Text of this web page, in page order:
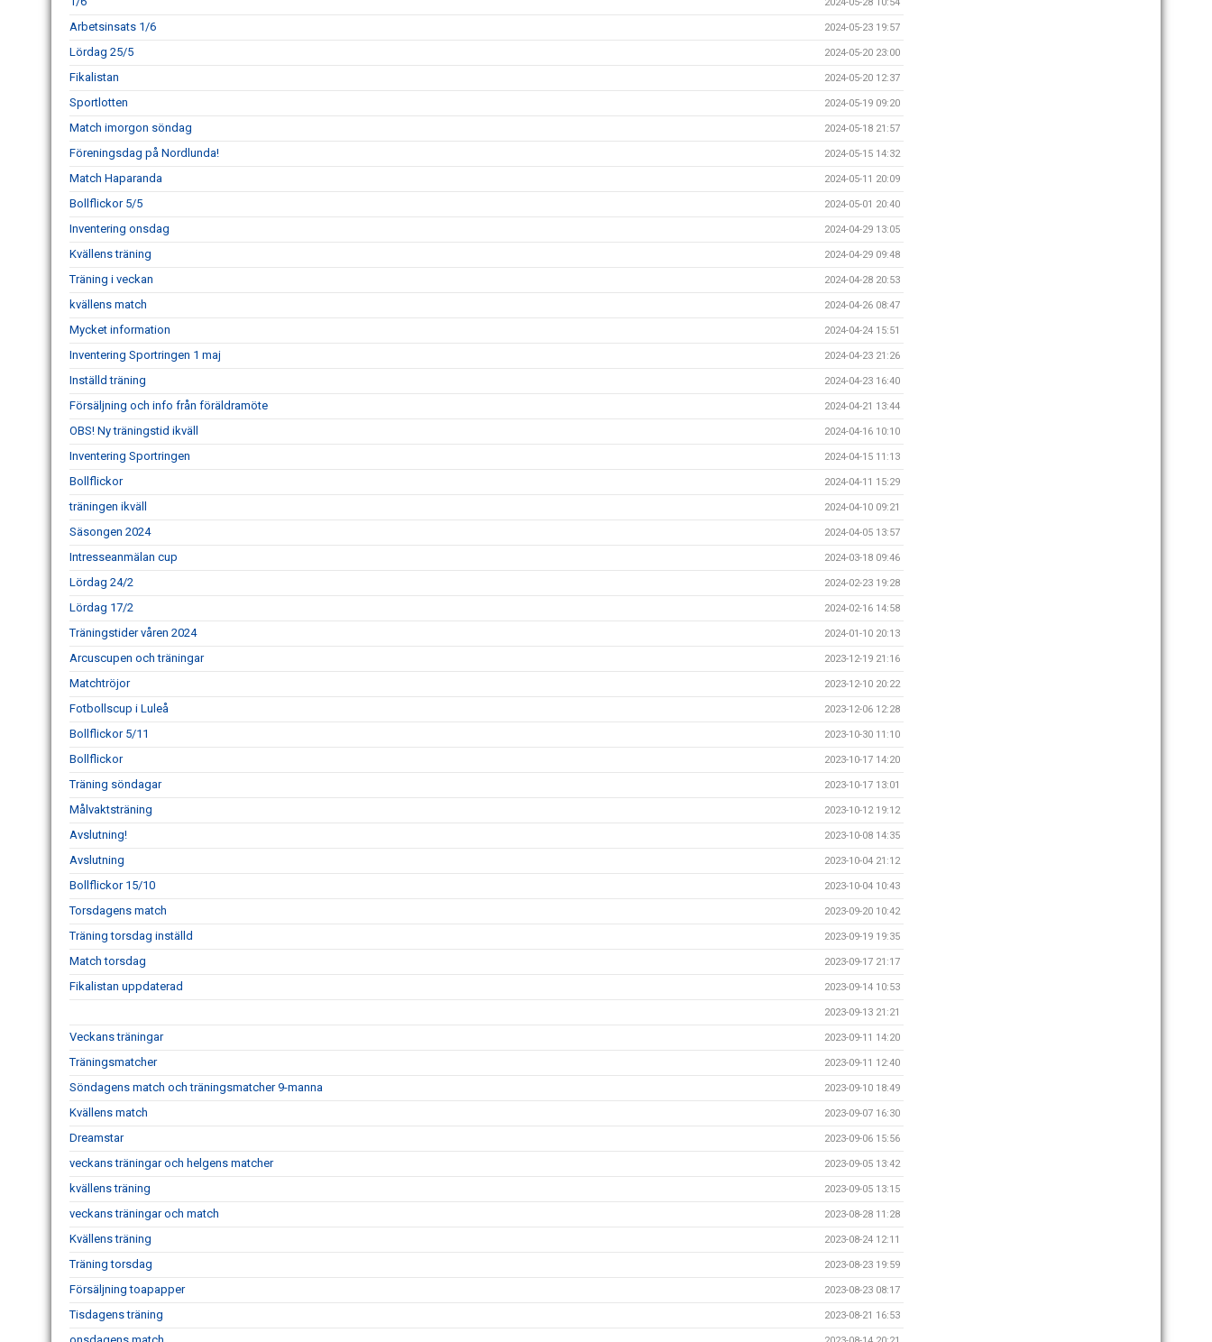
Arbetsinsats 1/6 2024-05-23 19:57
Lördag 25/5 2024-05-20 23:00
Fikalistan 2024-05-20 12:37
Sportlotten 2024-05-19 09:20
Match imorgon söndag 2024-05-18 21:57
Föreningsdag på Nordlunda! 2024-05-15 14:32
Match Haparanda 2024-05-11 20:09
Bollflickor 5/5 2024-05-01 20:40
Inventering onsdag 2024-04-29 13:05
Kvällens träning 2024-04-29 09:48
Träning i veckan 2024-04-28 20:53
kvällens match 2024-04-26 08:47
Mycket information 2024-04-24 15:51
Inventering Sportringen 1 maj 2024-04-23 21:26
Inställd träning 2024-04-23 16:40
Försäljning och info från föräldramöte 2024-04-21 13:44
OBS! Ny träningstid ikväll 2024-04-16 10:10
Inventering Sportringen 2024-04-15 11:13
Bollflickor 2024-04-11 15:29
träningen ikväll 2024-04-10 09:21
Säsongen 2024 2024-04-05 13:57
Intresseanmälan cup 2024-03-18 09:46
Lördag 24/2 2024-02-23 19:28
Lördag 17/2 2024-02-16 14:58
Träningstider våren 2024 2024-01-10 20:13
Arcuscupen och träningar 2023-12-19 21:16
Matchtröjor 2023-12-10 20:22
Fotbollscup i Luleå 2023-12-06 12:28
Bollflickor 5/11 2023-10-30 11:10
Bollflickor 2023-10-17 14:20
Träning söndagar 2023-10-17 13:01
Målvaktsträning 2023-10-12 19:12
Avslutning! 2023-10-08 14:35
Avslutning 2023-10-04 21:12
Bollflickor 15/10 2023-10-04 10:43
Torsdagens match 2023-09-20 10:42
Träning torsdag inställd 2023-09-19 19:35
Match torsdag 2023-09-17 21:17
Fikalistan uppdaterad 2023-09-14 10:53
2023-09-13 21:21
Veckans träningar 2023-09-11 14:20
Träningsmatcher 2023-09-11 12:40
Söndagens match och träningsmatcher 9-manna 2023-09-10 18:49
Kvällens match 2023-09-07 16:30
Dreamstar 2023-09-06 15:56
veckans träningar och helgens matcher 2023-09-05 13:42
kvällens träning 2023-09-05 13:15
veckans träningar och match 2023-08-28 11:28
Kvällens träning 2023-08-24 12:11
Träning torsdag 2023-08-23 19:59
Försäljning toapapper 2023-08-23 08:17
Tisdagens träning 2023-08-21 16:53